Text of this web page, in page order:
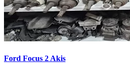
Ford Focus 2 Akis